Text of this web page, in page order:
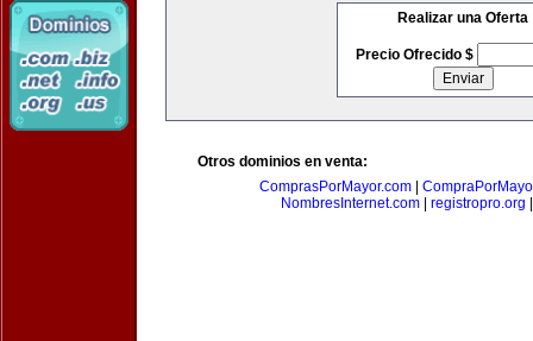
Realizar una Oferta
Precio Ofrecido $
Otros dominios en venta:
ComprasPorMayor.com
NombresInternet.com
registropro.org